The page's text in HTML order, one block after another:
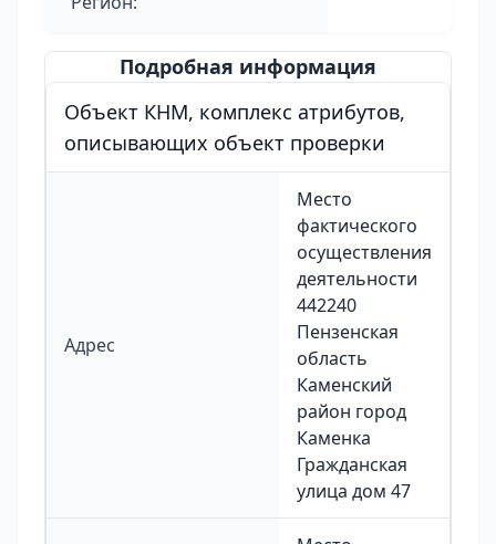
Подробная информация
Объект КНМ, комплекс атрибутов,
описывающих объект проверки
Адрес
Место
фактического
осуществления
деятельности
442240
Пензенская
область
Каменский
район город
Каменка
Гражданская
улица дом 47